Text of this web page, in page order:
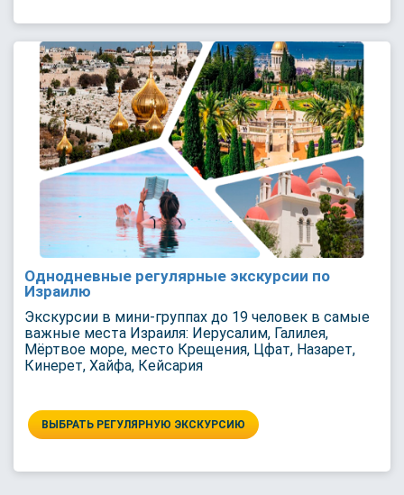
Однодневные регулярные экскурсии по
Израилю
Экскурсии в мини-группах до 19 человек в самые
важные места Израиля: Иерусалим, Галилея,
Мёртвое море, место Крещения, Цфат, Назарет,
Кинерет, Хайфа, Кейсария
ВЫБРАТЬ РЕГУЛЯРНУЮ ЭКСКУРСИЮ